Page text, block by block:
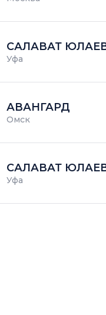
САЛАВАТ
Уфа
АВАНГАРД
Омск
САЛАВАТ
Уфа